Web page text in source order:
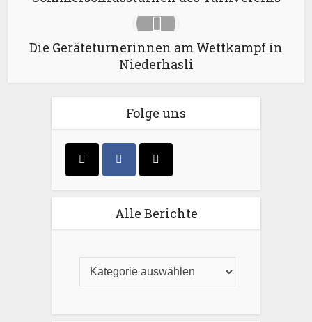
Die Geräteturnerinnen am Wettkampf in
Niederhasli
Folge uns
Alle Berichte